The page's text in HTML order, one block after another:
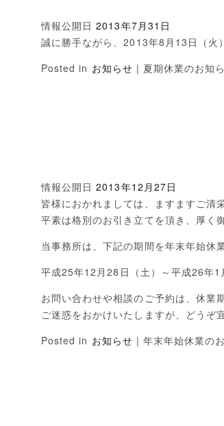
情報公開日 2013年7月31日
誠に勝手ながら、2013年8月13日（火
Posted in お知らせ | 夏期休業のお知
情報公開日 2013年12月27日
皆様におかれましては、ますますご清
平素は格別のお引き立てを頂き、厚く
当事務所は、下記の期間を年末年始休
平成25年12月28日（土）～平成26年1
お問い合わせや相談のご予約は、休業
ご迷惑をおかけいたしますが、どうぞ
Posted in お知らせ | 年末年始休業の